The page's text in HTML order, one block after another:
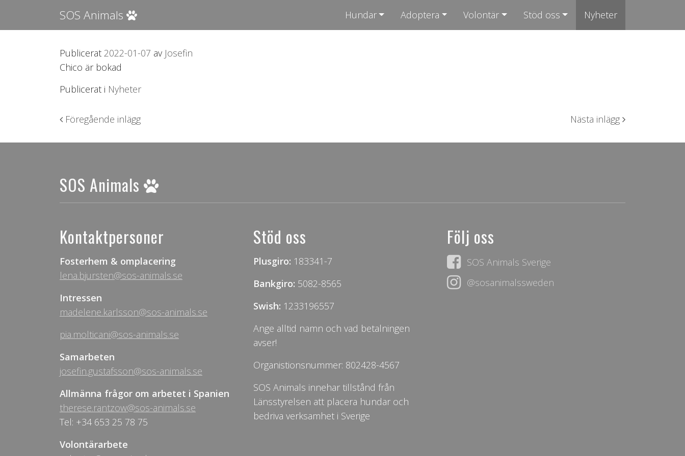
SOS Animals Hundar Adoptera Volontär Stöd oss Nyheter
Publicerat 2022-01-07 av Josefin
Chico är bokad
Publicerat i Nyheter
Inläggsnavigering
Föregående inlägg Nästa inlägg
SOS Animals
Kontaktpersoner
Fosterhem & omplacering
lena.bjursten@sos-animals.se
Intressen
madelene.karlsson@sos-animals.se
pia.molticani@sos-animals.se
Samarbeten
josefin.gustafsson@sos-animals.se
Allmänna frågor om arbetet i Spanien
therese.rantzow@sos-animals.se
Tel: +34 653 25 78 75
Volontärarbete
Stöd oss
Plusgiro: 183341-7
Bankgiro: 5082-8565
Swish: 1233196557
Ange alltid namn och vad betalningen
avser!
Organistionsnummer: 802428-4567
SOS Animals innehar tillstånd från
Länsstyrelsen att placera hundar och
bedriva verksamhet i Sverige
Följ oss
SOS Animals Sverige
@sosanimalssweden